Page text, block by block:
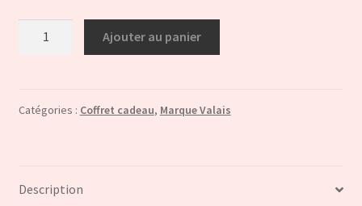
Ajouter au panier
Catégories : Coffret cadeau, Marque Valais
Description